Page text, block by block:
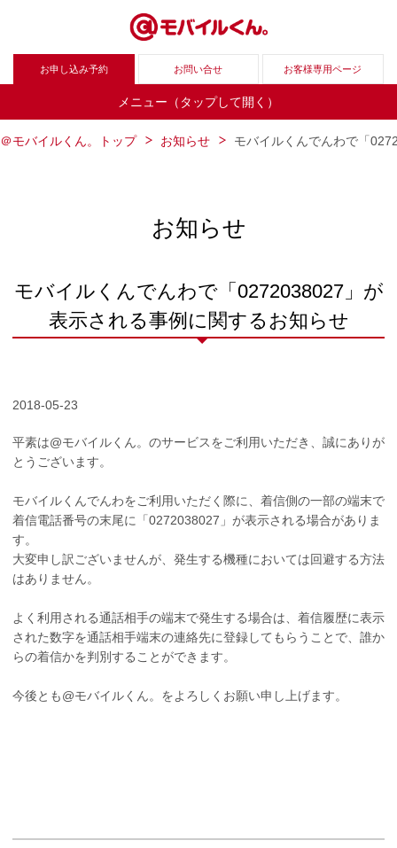
お申し込み予約 お問い合せ お客様専用ページ
メニュー（タップして開く）
＠モバイルくん。トップ お知らせ モバイルくんでんわで「
お知らせ
モバイルくんでんわで「0272038027」が
表示される事例に関するお知らせ
2018-05-23
平素は@モバイルくん。のサービスをご利用いただき、誠にありが
とうございます。
モバイルくんでんわをご利用いただく際に、着信側の一部の端末で
着信電話番号の末尾に「0272038027」が表示される場合がありま
す。
大変申し訳ございませんが、発生する機種においては回避する方法
はありません。
よく利用される通話相手の端末で発生する場合は、着信履歴に表示
された数字を通話相手端末の連絡先に登録してもらうことで、誰か
らの着信かを判別することができます。
今後とも@モバイルくん。をよろしくお願い申し上げます。